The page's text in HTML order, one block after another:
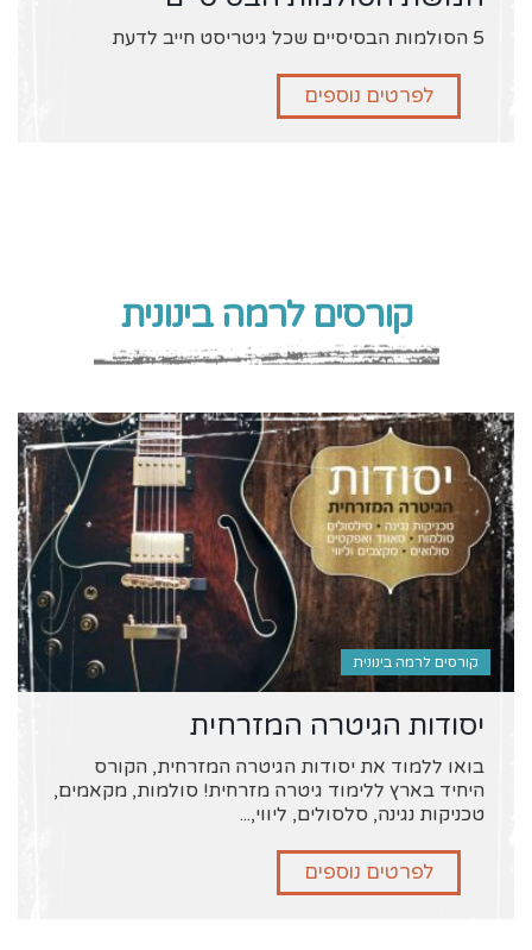
5 הסולמות הבסיסיים שכל גיטריסט חייב לדעת
לפרטים נוספים
קורסים לרמה בינונית
קורסים לרמה בינונית
יסודות הגיטרה המזרחית
בואו ללמוד את יסודות הגיטרה המזרחית, הקורס
היחיד בארץ ללימוד גיטרה מזרחית! סולמות, מקאמים,
טכניקות נגינה, סלסולים, ליווי,...
לפרטים נוספים